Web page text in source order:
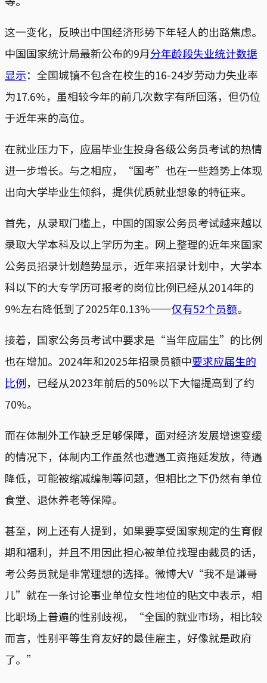
这一变化，反映出中国经济形势下年轻人的出路焦虑。
中国国家统计局最新公布的9月分年龄段失业统计数据
显示：全国城镇不包含在校生的16-24岁劳动力失业率
为17.6%，虽相较今年的前几次数字有所回落，但仍位
于近年来的高位。
在就业压力下，应届毕业生投身各级公务员考试的热情
进一步增长。与之相应，“国考”也在一些趋势上体现
出向大学毕业生倾斜，提供优质就业想象的特征来。
首先，从录取门槛上，中国的国家公务员考试越来越以
录取大学本科及以上学历为主。网上整理的近年来国家
公务员招录计划趋势显示，近年来招录计划中，大学本
科以下的大专学历可报考的岗位比例已经从2014年的
9%左右降低到了2025年0.13%——仅有52个员额。
接着，国家公务员考试中要求是“当年应届生”的比例
也在增加。2024年和2025年招录员额中要求应届生的
比例，已经从2023年前后的50%以下大幅提高到了约
70%。
而在体制外工作缺乏足够保障，面对经济发展增速变缓
的情况下，体制内工作虽然也遭遇工资拖延发放，待遇
降低，可能被缩减编制等问题，但相比之下仍然有单位
食堂、退休养老等保障。
甚至，网上还有人提到，如果要享受国家规定的生育假
期和福利，并且不用因此担心被单位找理由裁员的话，
考公务员就是非常理想的选择。微博大V“我不是谦哥
儿”就在一条讨论事业单位女性地位的贴文中表示，相
比职场上普遍的性别歧视，“全国的就业市场，相比较
而言，性别平等生育友好的最佳雇主，好像就是政府
了。”